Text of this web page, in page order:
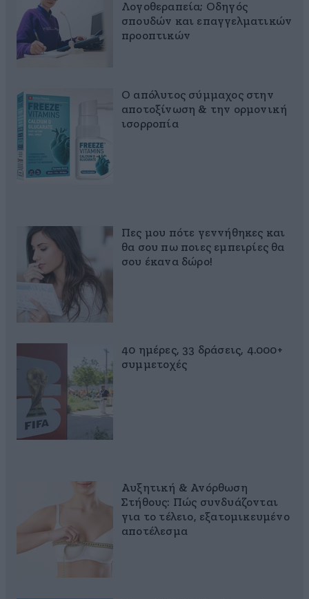
Λογοθεραπεία; Οδηγός
σπουδών και επαγγελματικών
προοπτικών
Ο απόλυτος σύμμαχος στην
αποτοξίνωση & την ορμονική
ισορροπία
Πες μου πότε γεννήθηκες και
θα σου πω ποιες εμπειρίες θα
σου έκανα δώρο!
40 ημέρες, 33 δράσεις, 4.000+
συμμετοχές
Αυξητική & Ανόρθωση
Στήθους: Πώς συνδυάζονται
για το τέλειο, εξατομικευμένο
αποτέλεσμα